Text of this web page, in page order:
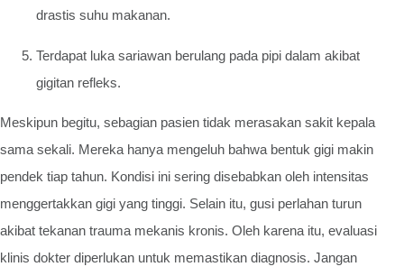
drastis suhu makanan.
Terdapat luka sariawan berulang pada pipi dalam akibat
gigitan refleks.
Meskipun begitu, sebagian pasien tidak merasakan sakit kepala
sama sekali. Mereka hanya mengeluh bahwa bentuk gigi makin
pendek tiap tahun. Kondisi ini sering disebabkan oleh intensitas
menggertakkan gigi yang tinggi. Selain itu, gusi perlahan turun
akibat tekanan trauma mekanis kronis. Oleh karena itu, evaluasi
klinis dokter diperlukan untuk memastikan diagnosis. Jangan